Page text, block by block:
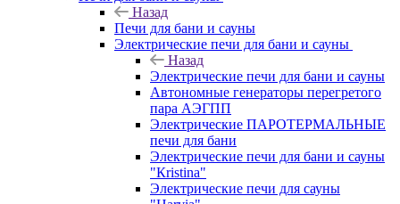
Назад
Печи для бани и сауны
Электрические печи для бани и сауны
Назад
Электрические печи для бани и сауны
Автономные генераторы перегретого
пара АЭГПП
Электрические ПАРОТЕРМАЛЬНЫЕ
печи для бани
Электрические печи для бани и сауны
"Кristina"
Электрические печи для сауны